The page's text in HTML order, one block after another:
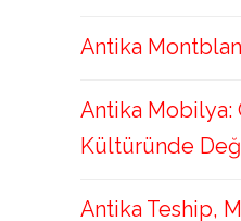
Antika
Antika Mobilya:
Kültüründe
Antika Teship,